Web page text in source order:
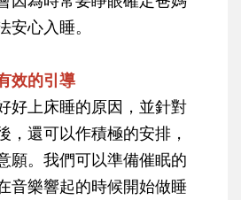
安心入睡。
效的引導
好上床睡的原因，並針對
，還可以作積極的安排，
願。我們可以準備催眠的
音樂響起的時候開始做睡